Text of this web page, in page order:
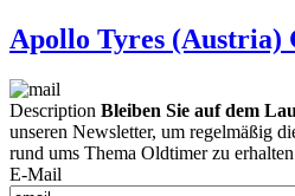
Apollo Tyres (Austria)
Description Bleiben Sie auf dem
unseren Newsletter, um regelmäßig
rund ums Thema Oldtimer zu
E-Mail